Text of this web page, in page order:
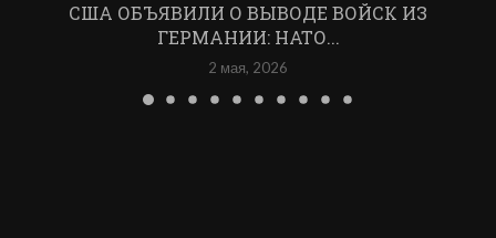
США ОБЪЯВИЛИ О ВЫВОДЕ ВОЙСК ИЗ
ГЕРМАНИИ: НАТО...
2 мая, 2026